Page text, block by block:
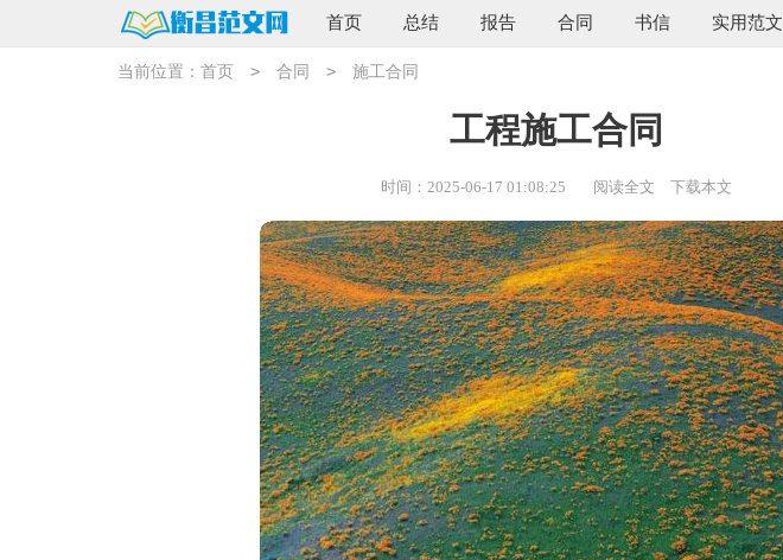
首页 总结 报告 合同 书信 实用范文
当前位置： 首页 > 合同 > 施工合同
工程施工合同
时间：2025-06-17 01:08:25 阅读全文 下载本文